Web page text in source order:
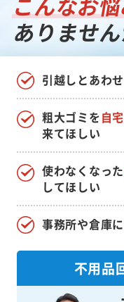
こんなお
ありませ
引越しとあわ
使わなくなった
してほしい
粗大ゴミを 自
来てほしい
事務所や倉庫
不用品